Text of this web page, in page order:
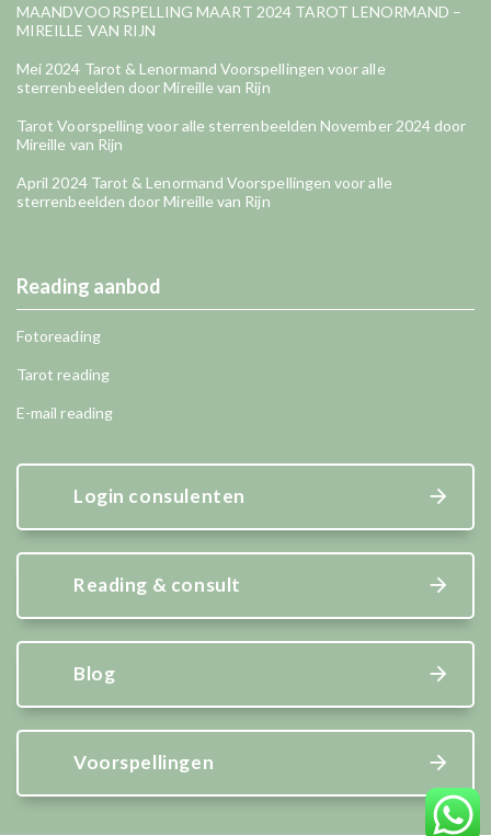
MAANDVOORSPELLING MAART 2024 TAROT LENORMAND –
MIREILLE VAN RIJN
Mei 2024 Tarot & Lenormand Voorspellingen voor alle
sterrenbeelden door Mireille van Rijn
Tarot Voorspelling voor alle sterrenbeelden November 2024 door
Mireille van Rijn
April 2024 Tarot & Lenormand Voorspellingen voor alle
sterrenbeelden door Mireille van Rijn
Reading aanbod
Fotoreading
Tarot reading
E-mail reading
Login consulenten
Reading & consult
Blog
Voorspellingen